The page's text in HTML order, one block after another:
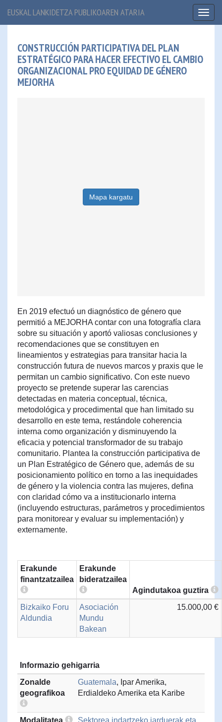
EUSKAL LANKIDETZA PUBLIKOAREN ATARIA
CONSTRUCCIÓN PARTICIPATIVA DEL PLAN
ESTRATÉGICO PARA HACER EFECTIVO EL CAMBIO
ORGANIZACIONAL PRO EQUIDAD DE GÉNERO
MEJORHA
Mapa kargatu
En 2019 efectuó un diagnóstico de género que
permitió a MEJORHA contar con una fotografía clara
sobre su situación y aportó valiosas conclusiones y
recomendaciones que se constituyen en
lineamientos y estrategias para transitar hacia la
construcción futura de nuevos marcos y praxis que le
permitan un cambio significativo. Con este nuevo
proyecto se pretende superar las carencias
detectadas en materia conceptual, técnica,
metodológica y procedimental que han limitado su
desarrollo en este tema, restándole coherencia
interna como organización y disminuyendo la
eficacia y potencial transformador de su trabajo
comunitario. Plantea la construcción participativa de
un Plan Estratégico de Género que, además de su
posicionamiento político en torno a las inequidades
de género y la violencia contra las mujeres, defina
con claridad cómo va a institucionarlo interna
(incluyendo estructuras, parámetros y procedimientos
para monitorear y evaluar su implementación) y
externamente.
Erakunde
finantzatzailea
Erakunde
bideratzailea
Agindutakoa guztira
Bizkaiko Foru
Aldundia
Asociación
Mundu
Bakean
15.000,00 €
Informazio gehigarria
Zonalde
geografikoa
Guatemala, Ipar Amerika,
Erdialdeko Amerika eta Karibe
Modalitatea
Sektorea indartzeko jarduerak eta